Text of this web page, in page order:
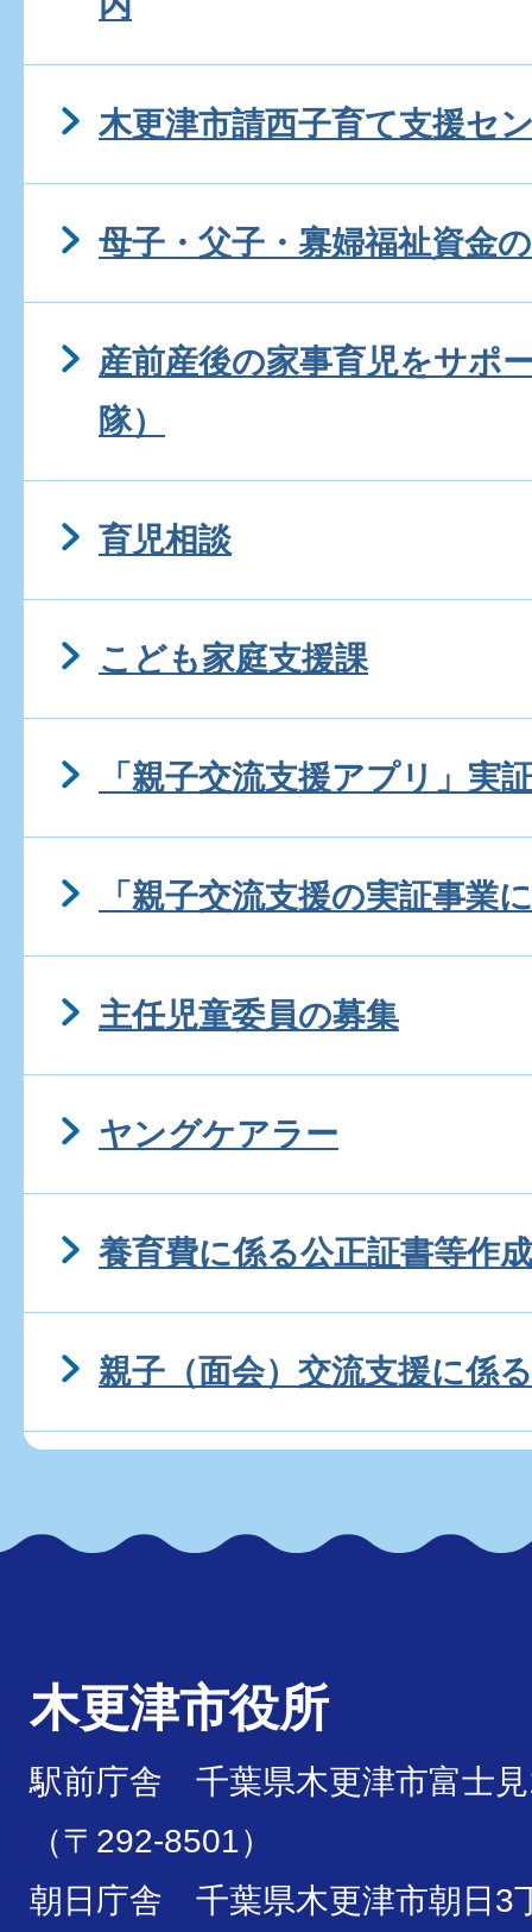
木更津市請西子育て支援セ
母子・父子・寡婦福祉資金
産前産後の家事育児をサポ
隊）
育児相談
こども家庭支援課
「親子交流支援アプリ」実
「親子交流支援の実証事業
主任児童委員の募集
ヤングケアラー
養育費に係る公正証書等作
親子（面会）交流支援に係
木更津市役所
駅前庁舎 千葉県木更津市富士
（〒292-8501）
朝日庁舎 千葉県木更津市朝日3